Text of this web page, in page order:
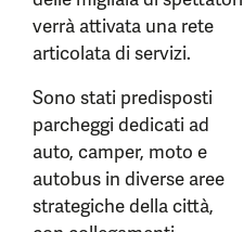
verrà attivata una rete
articolata di servizi.
Sono stati predisposti
parcheggi dedicati ad
auto, camper, moto e
autobus in diverse aree
strategiche della città,